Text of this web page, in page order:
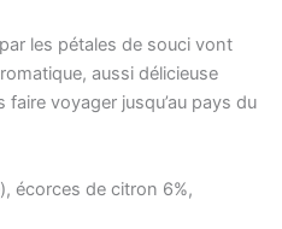
les pétales de souci vont
aussi délicieuse
voyager jusqu’au pays du
écorces de citron 6%,